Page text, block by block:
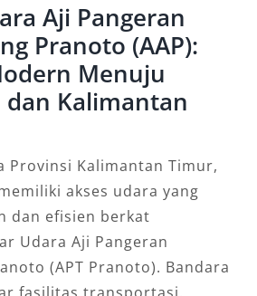
Aji Pangeran
Pranoto (AAP):
Menuju
dan Kalimantan
Provinsi Kalimantan Timur,
akses udara yang
dan efisien berkat
Udara Aji Pangeran
(APT Pranoto). Bandara